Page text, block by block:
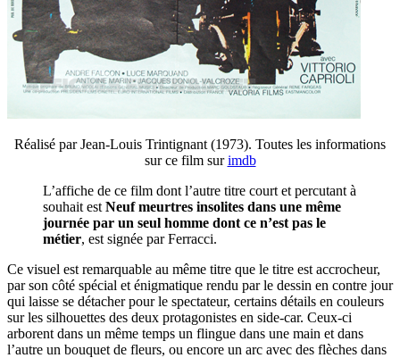
Réalisé par Jean-Louis Trintignant (1973). Toutes les informations
sur ce film surimdb
L’affiche de ce film dont l’autre titre court et percutant à
souhait est Neuf meurtres insolites dans une même
journée par un seul homme dont ce n’est pas le
métier, est signée par Ferracci.
Ce visuel est remarquable au même titre que le titre est accrocheur,
par son côté spécial et énigmatique rendu par le dessin en contre jour
qui laisse se détacher pour le spectateur, certains détails en couleurs
sur les silhouettes des deux protagonistes en side-car. Ceux-ci
arborent dans un même temps un flingue dans une main et dans
l’autre un bouquet de fleurs, ou encore un arc avec des flèches dans